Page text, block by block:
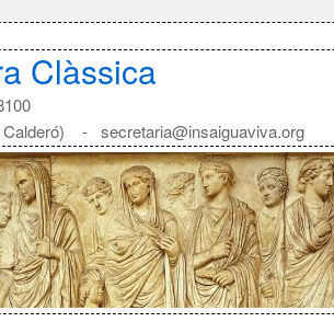
Clàssica
- secretaria@insaiguaviva.org